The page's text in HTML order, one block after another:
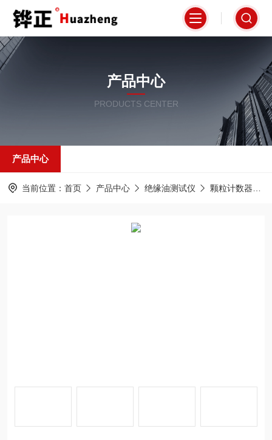
产品中心
PRODUCTS CENTER
产品中心
当前位置： 首页 产品中心 绝缘油测试仪 颗粒计数器